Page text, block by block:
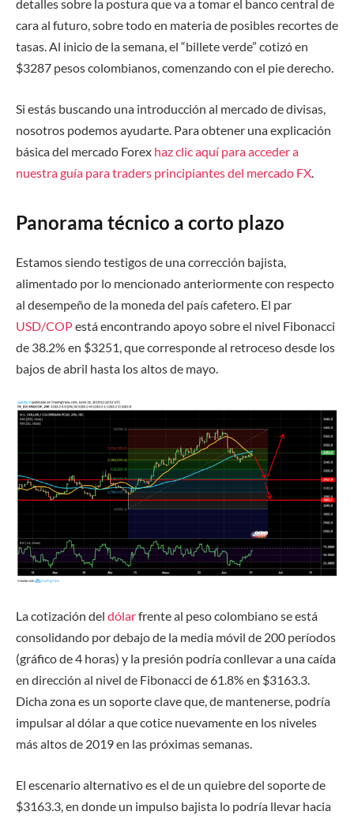
detalles sobre la postura que va a tomar el banco central de
cara al futuro, sobre todo en materia de posibles recortes de
tasas. Al inicio de la semana, el “billete verde” cotizó en
$3287 pesos colombianos, comenzando con el pie derecho.
Si estás buscando una introducción al mercado de divisas,
nosotros podemos ayudarte. Para obtener una explicación
básica del mercado Forex haz clic aquí para acceder a
nuestra guía para traders principiantes del mercado FX.
Panorama técnico a corto plazo
Estamos siendo testigos de una corrección bajista,
alimentado por lo mencionado anteriormente con respecto
al desempeño de la moneda del país cafetero. El par
USD/COPestá encontrando apoyo sobre el nivel Fibonacci
de 38.2% en $3251, que corresponde al retroceso desde los
bajos de abril hasta los altos de mayo.
La cotización del dólarfrente al peso colombiano se está
consolidando por debajo de la media móvil de 200 períodos
(gráfico de 4 horas) y la presión podría conllevar a una caída
en dirección al nivel de Fibonacci de 61.8% en $3163.3.
Dicha zona es un soporte clave que, de mantenerse, podría
impulsar al dólar a que cotice nuevamente en los niveles
más altos de 2019 en las próximas semanas.
El escenario alternativo es el de un quiebre del soporte de
$3163.3, en donde un impulso bajista lo podría llevar hacia